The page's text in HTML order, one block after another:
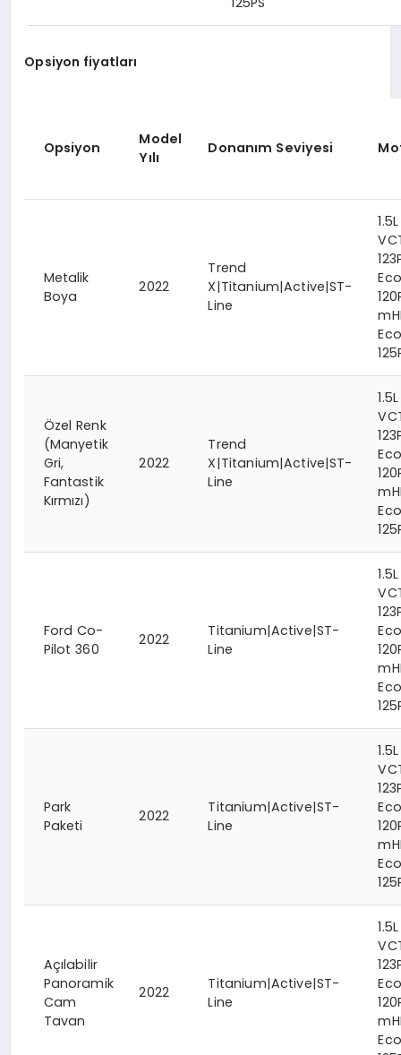
Opsiyon fiyatları
Opsiyon
Model
Yılı
Donanım Seviyesi
Metalik
Boya
2022
Trend
X|Titanium|Active|ST-
Line
Özel Renk
(Manyetik
Gri,
Fantastik
Kırmızı)
2022
Trend
X|Titanium|Active|ST-
Line
Ford Co-
Pilot 360
2022
Titanium|Active|ST-
Line
Park
Paketi
2022
Titanium|Active|ST-
Line
Açılabilir
Panoramik
Cam
Tavan
2022
Titanium|Active|ST-
Line